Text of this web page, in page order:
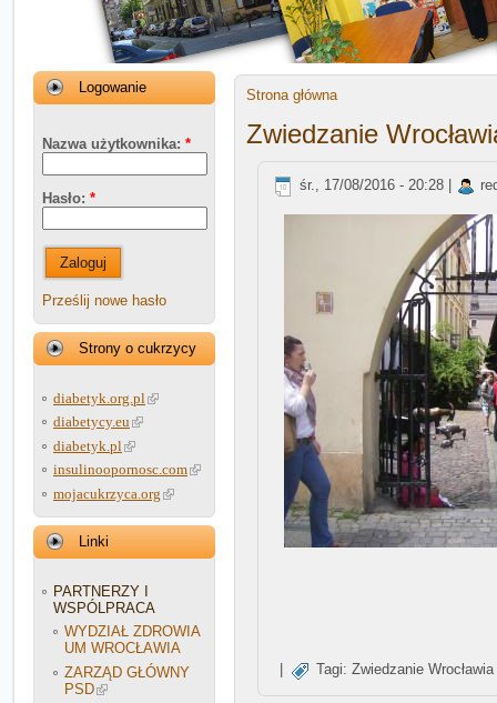
Logowanie
Nazwa użytkownika: *
Hasło: *
Zaloguj
Prześlij nowe hasło
Strony o cukrzycy
diabetyk.org.pl
diabetycy.eu
diabetyk.pl
insulinoopornosc.com
mojacukrzyca.org
Linki
PARTNERZY I
WSPÓLPRACA
WYDZIAŁ ZDROWIA
UM WROCŁAWIA
ZARZĄD GŁÓWNY
PSD
Strona główna
Zwiedzanie
śr., 17/08/2016 - 20:28 |
Tagi: Zwiedzanie